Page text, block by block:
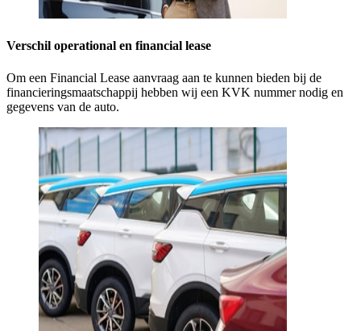
Verschil operational en financial lease
Om een Financial Lease aanvraag aan te kunnen bieden bij de
financieringsmaatschappij hebben wij een KVK nummer nodig en
gegevens van de auto.